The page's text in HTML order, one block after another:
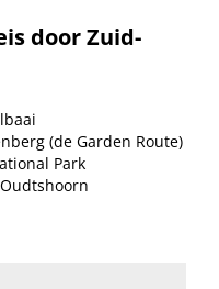
door Zuid-
(de Garden Route)
Park